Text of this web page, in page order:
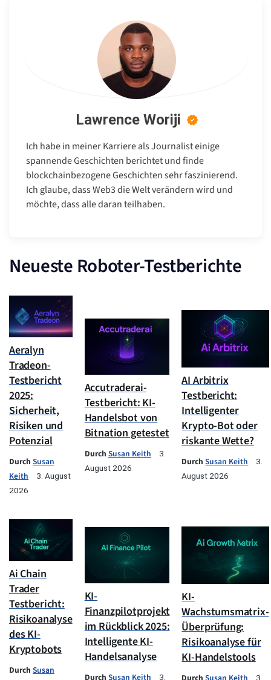
Lawrence Woriji
Ich habe in meiner Karriere als Journalist einige
spannende Geschichten berichtet und finde
blockchainbezogene Geschichten sehr faszinierend.
Ich glaube, dass Web3 die Welt verändern wird und
möchte, dass alle daran teilhaben.
Neueste Roboter-Testberichte
Aeralyn
Tradeon-
Testbericht
2025:
Sicherheit,
Risiken und
Potenzial
Durch Susan
Keith
3. August
2026
Accutraderai-
Testbericht: KI-
Handelsbot von
Bitnation getestet
Durch Susan Keith
3.
August 2026
AI Arbitrix
Testbericht:
Intelligenter
Krypto-Bot oder
riskante Wette?
DurchSusan Keith
3.
August 2026
Ai Chain
Trader
Testbericht:
Risikoanalyse
des KI-
Kryptobots
Durch Susan
KI-
Finanzpilotprojekt
im Rückblick 2025:
Intelligente KI-
Handelsanalyse
Durch Susan Keith 3.
KI-
Wachstumsmatrix-
Überprüfung:
Risikoanalyse für
KI-Handelstools
3.